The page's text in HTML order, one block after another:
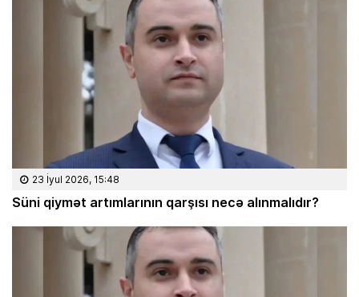
23 İyul 2026, 15:48
Süni qiymət artımlarının qarşısı necə alınmalıdır?